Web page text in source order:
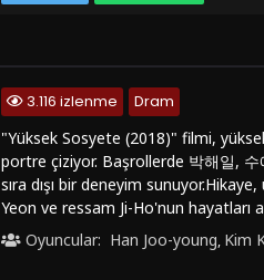
3.116 izlenme
Dram
"Yüksek Sosyete (2018)" filmi,
portre çiziyor. Başrollerde 박해일, 수
sıra dışı bir deneyim
Yeon ve ressam Ji-Ho'nun hayatları
arasındaki dengeyi kurmaya
derinleşiyor."Yüksek Sosyete
Oyuncular: Han Joo-young, Kim